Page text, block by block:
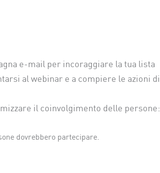
e-mail per incoraggiare la tua lista
al webinar e a compiere le azioni di
il coinvolgimento delle persone:
dovrebbero partecipare.